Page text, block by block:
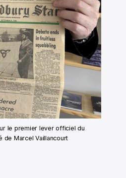
le premier lever officiel du
de Marcel Vaillancourt